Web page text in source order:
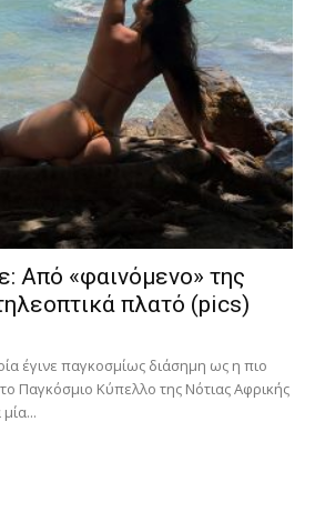
Από «φαινόμενο» της
πλατό (pics)
έγινε παγκοσμίως διάσημη ως η πιο
Παγκόσμιο Κύπελλο της Νότιας Αφρικής